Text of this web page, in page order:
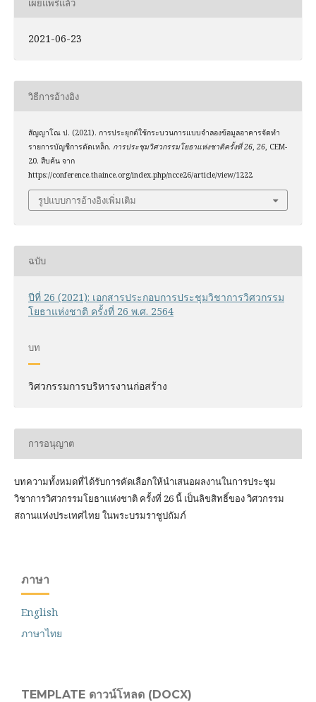
เผยแพร่แล้ว
2021-06-23
วิธีการอ้างอิง
สัญญาโณ ป. (2021). การประยุกต์ใช้กระบวนการแบบจำลองข้อมูลอาคารจัดทำ
รายการบัญชีการตัดเหล็ก. การประชุมวิศวกรรมโยธาแห่งชาติครั้งที่ 26, 26, CEM-
20. สืบค้น จาก
https://conference.thaince.org/index.php/ncce26/article/view/1222
รูปแบบการอ้างอิงเพิ่มเติม
ฉบับ
ปีที่ 26 (2021): เอกสารประกอบการประชุมวิชาการวิศวกรรม
โยธาแห่งชาติ ครั้งที่ 26 พ.ศ. 2564
บท
วิศวกรรมการบริหารงานก่อสร้าง
การอนุญาต
บทความทั้งหมดที่ได้รับการคัดเลือกให้นำเสนอผลงานในการประชุม
วิชาการวิศวกรรมโยธาแห่งชาติ ครั้งที่ 26 นี้ เป็นลิขสิทธิ์ของวิศวกรรม
สถานแห่งประเทศไทย ในพระบรมราชูปถัมภ์
ภาษา
English
ภาษาไทย
TEMPLATE ดาวน์โหลด (DOCX)